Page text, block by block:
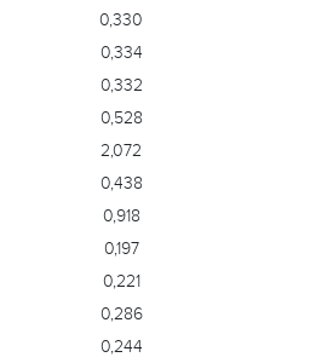
0,330
0,334
0,332
0,528
2,072
0,438
0,918
0,197
0,221
0,286
0,244